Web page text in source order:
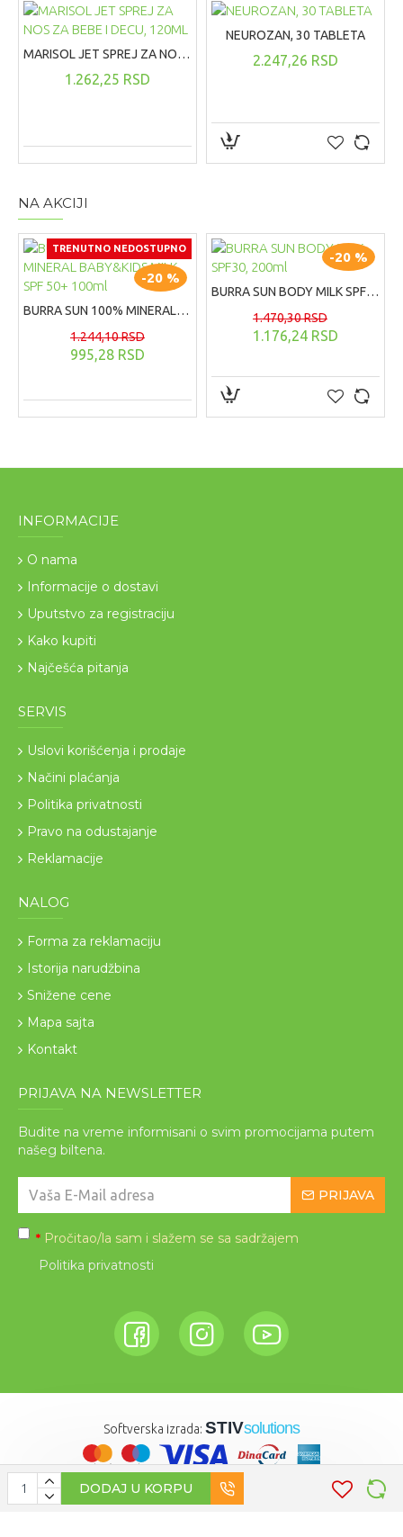
DODAJ U KORPU
MARISOL JET SPREJ ZA NOS ZA BEBE I DECU, 120ML
1.262,25 RSD
NEUROZAN, 30 TABLETA
2.247,26 RSD
NA AKCIJI
TRENUTNO NEDOSTUPNO
-20 %
BURRA SUN 100% MINERAL BABY&KIDS MILK SPF 50+ 100ml
995,28 RSD
1.244,10 RSD
-20 %
BURRA SUN BODY MILK SPF30, 200ml
1.176,24 RSD
1.470,30 RSD
INFORMACIJE
O nama
Informacije o dostavi
Uputstvo za registraciju
Kako kupiti
Najčešća pitanja
SERVIS
Uslovi korišćenja i prodaje
Načini plaćanja
Politika privatnosti
Pravo na odustajanje
Reklamacije
NALOG
Forma za reklamaciju
Istorija narudžbina
Snižene cene
Mapa sajta
Kontakt
PRIJAVA NA NEWSLETTER
Budite na vreme informisani o svim promocijama putem
našeg biltena.
PRIJAVA
* Pročitao/la sam i slažem se sa sadržajem
Politika privatnosti
Softverska izrada: STIVsolutions